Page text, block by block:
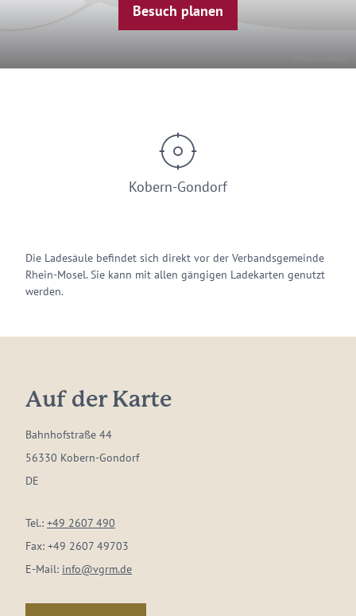
Besuch planen
Kobern-Gondorf
Die Ladesäule befindet sich direkt vor der Verbandsgemeinde
Rhein-Mosel. Sie kann mit allen gängigen Ladekarten genutzt
werden.
Auf der Karte
Bahnhofstraße 44
56330 Kobern-Gondorf
DE
Tel.: +49 2607 490
Fax: +49 2607 49703
E-Mail: info@vgrm.de